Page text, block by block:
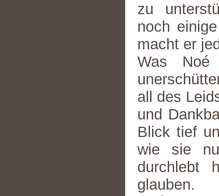
zu
noch
macht er
Was
all des
und
Blick tief
wie sie
durchlebt
glauben.